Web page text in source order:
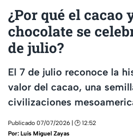
¿Por qué el cacao
chocolate se
de julio?
El 7 de julio reconoce la
valor del cacao, una
civilizaciones
Publicado 07/07/2026 | 🕑 12:52
Por: Luis Miguel Zayas